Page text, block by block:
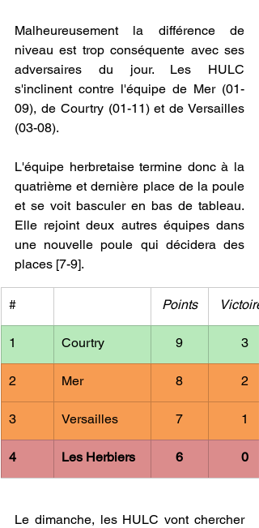
Malheureusement la différence de
niveau est trop conséquente avec ses
adversaires du jour. Les HULC
s'inclinent contre l'équipe de Mer (01-
09), de Courtry (01-11) et de Versailles
(03-08).
L'équipe herbretaise termine donc à la
quatrième et dernière place de la poule
et se voit basculer en bas de tableau.
Elle rejoint deux autres équipes dans
une nouvelle poule qui décidera des
places [7-9].
# Points
1 Courtry 9 3
2 Mer 8 2
3 Versailles 7 1
4 Les Herbiers 6 0
Le dimanche, les HULC vont chercher